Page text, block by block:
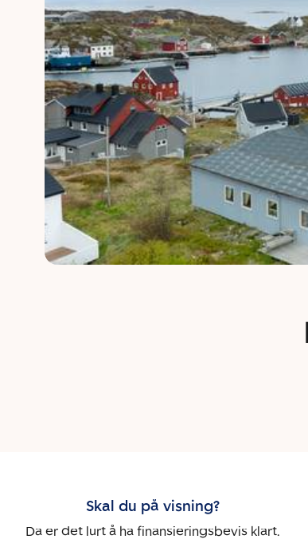
Skal du på visning?
Da er det lurt å ha finansieringsbevis klart.